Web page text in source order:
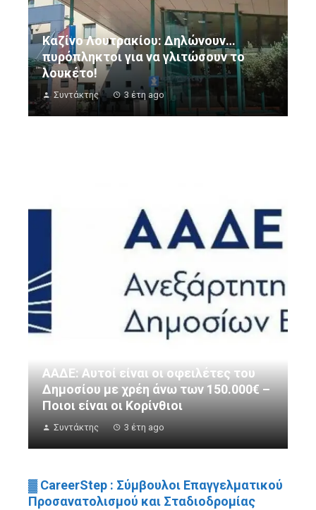
Καζίνο Λουτρακίου: Δηλώνουν…
πυρόπληκτοι για να γλιτώσουν το
λουκέτο!
Συντάκτης 3 έτη ago
ΑΑΔΕ: Αυτοί είναι οι οφειλέτες του
Δημοσίου με χρέη άνω των 150.000€ –
Ποιοι είναι οι Κορίνθιοι
Συντάκτης 3 έτη ago
▓ CareerStep : Σύμβουλοι Επαγγελματικού
Προσανατολισμού και Σταδιοδρομίας